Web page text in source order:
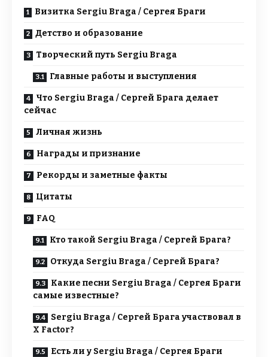
Визитка Sergiu Braga / Сергея Браги
Детство и образование
Творческий путь Sergiu Braga
Главные работы и выступления
Что Sergiu Braga / Сергей Брага делает
сейчас
Личная жизнь
Награды и признание
Рекорды и заметные факты
Цитаты
FAQ
Кто такой Sergiu Braga / Сергей Брага?
Откуда Sergiu Braga / Сергей Брага?
Какие песни Sergiu Braga / Сергея Браги
самые известные?
Sergiu Braga / Сергей Брага участвовал в
X Factor?
Есть ли у Sergiu Braga / Сергея Браги